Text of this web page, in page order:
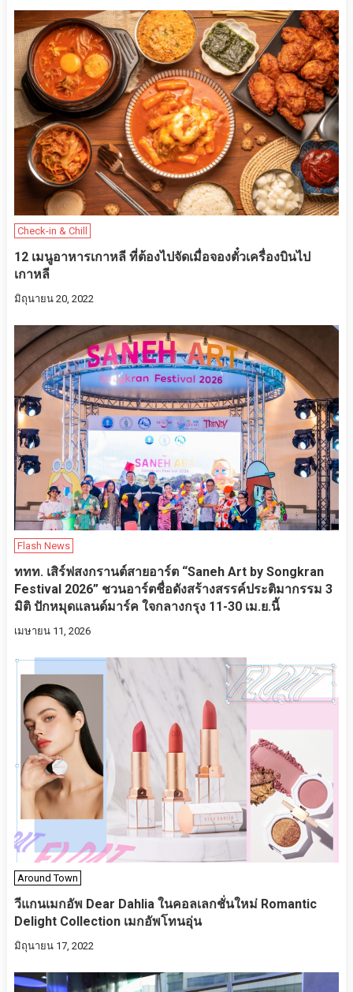
Check-in & Chill
12 เมนูอาหารเกาหลี ที่ต้องไปจัดเมื่อจองตั๋วเครื่องบินไป
เกาหลี
มิถุนายน 20, 2022
Flash News
ททท. เสิร์ฟสงกรานต์สายอาร์ต “Saneh Art by Songkran
Festival 2026” ชวนอาร์ตชื่อดังสร้างสรรค์ประติมากรรม 3
มิติ ปักหมุดแลนด์มาร์ค ใจกลางกรุง 11-30 เม.ย.นี้
เมษายน 11, 2026
Around Town
วีแกนเมกอัพ Dear Dahlia ในคอลเลกชั่นใหม่ Romantic
Delight Collection เมกอัพโทนอุ่น
มิถุนายน 17, 2022